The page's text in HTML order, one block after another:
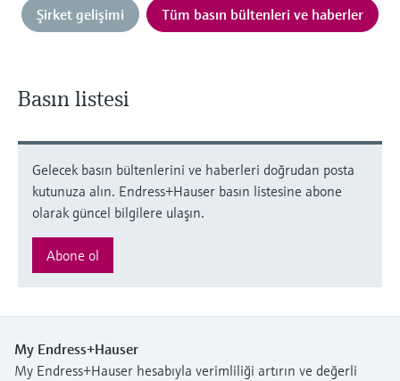
Şirket gelişimi Tüm basın bültenleri ve haberler
Basın listesi
Gelecek basın bültenlerini ve haberleri doğrudan posta
kutunuza alın. Endress+Hauser basın listesine abone
olarak güncel bilgilere ulaşın.
Abone ol
My Endress+Hauser
My Endress+Hauser hesabıyla verimliliği artırın ve değerli